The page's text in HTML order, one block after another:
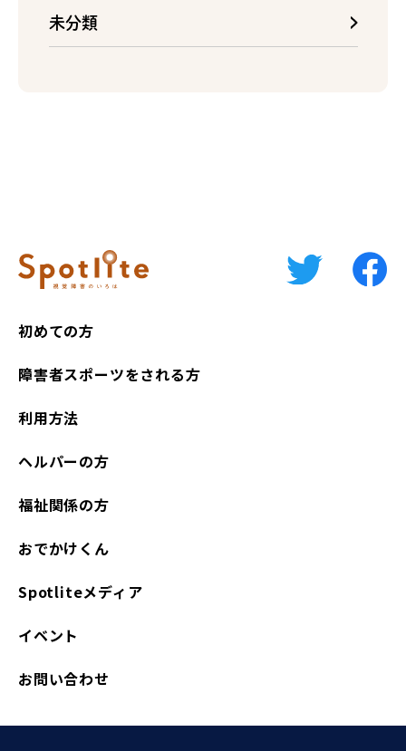
未分類
初めての方
障害者スポーツをされる方
利用方法
ヘルパーの方
福祉関係の方
おでかけくん
Spotliteメディア
イベント
お問い合わせ